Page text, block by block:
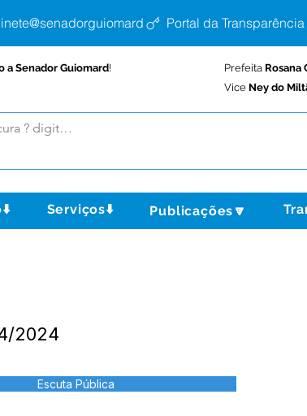
Portal da Transparência
a Senador Guiomard! Prefeita Rosana
Vice Ney do
Serviços⬇️ Publicações🔽
2024
Escuta Pública